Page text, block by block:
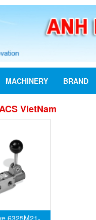
MACHINERY BRAND
VietNam